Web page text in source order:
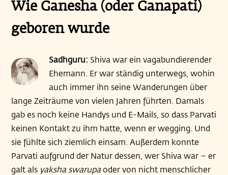
Wie Ganesha (oder Ganapati)
geboren wurde
Sadhguru: Shiva war ein vagabundierender
Ehemann. Er war ständig unterwegs, wohin
auch immer ihn seine Wanderungen über
lange Zeiträume von vielen Jahren führten. Damals
gab es noch keine Handys und E-Mails, so dass Parvati
keinen Kontakt zu ihm hatte, wenn er wegging. Und
sie fühlte sich ziemlich einsam. Außerdem konnte
Parvati aufgrund der Natur dessen, wer Shiva war – er
galt als yaksha swarupaoder von nicht menschlicher